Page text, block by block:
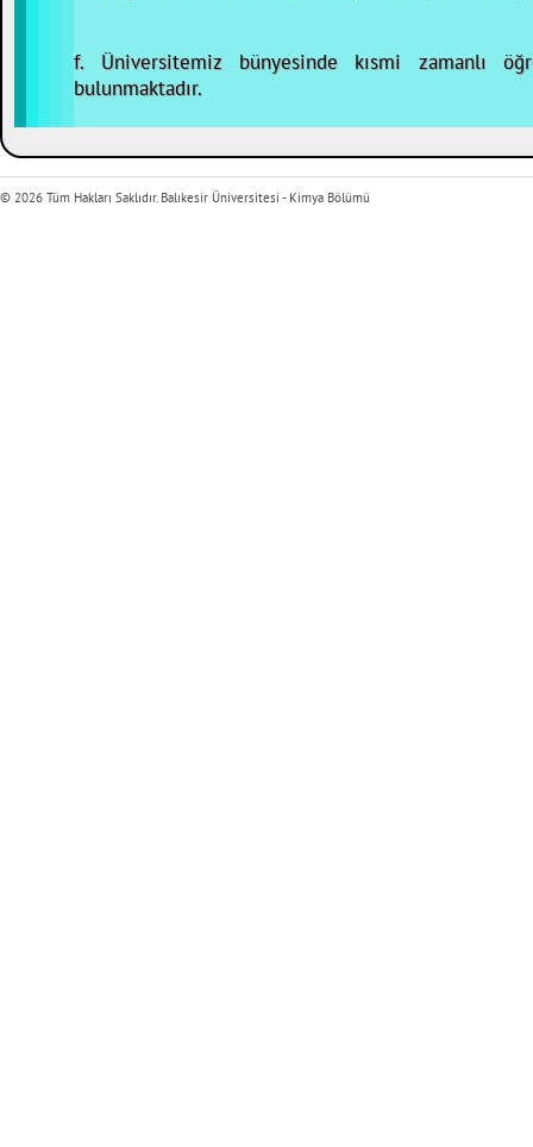
f. Üniversitemiz bünyesinde kısmi zamanlı
bulunmaktadır.
© 2026 Tüm Hakları Saklıdır. Balıkesir Üniversitesi - Kimya Bölümü